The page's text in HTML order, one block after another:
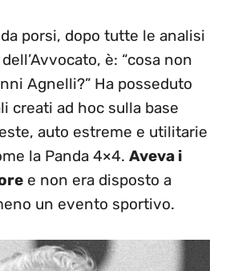
porsi, dopo tutte le analisi
è: “cosa non
Agnelli?” Ha posseduto
creati ad hoc sulla base
auto estreme e utilitarie
la Panda 4×4. Aveva i
e non era disposto a
un evento sportivo.